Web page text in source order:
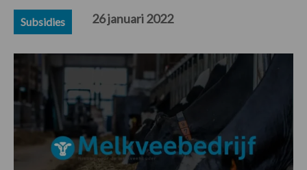
Subsidies 26 januari 2022